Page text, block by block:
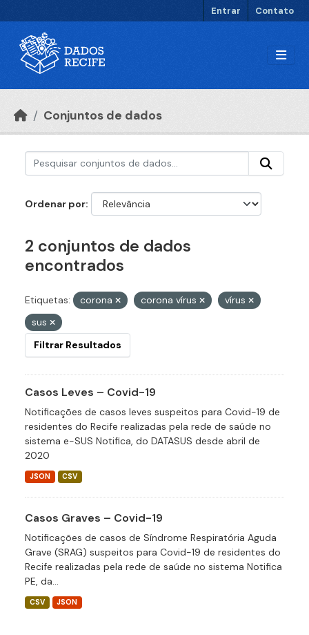
Entrar Contato
Conjuntos de dados
Ordenar por
2 conjuntos de dados
encontrados
Etiquetas: corona corona vírus
vírus
sus
Filtrar Resultados
Casos Leves – Covid-19
Notificações de casos leves suspeitos para Covid-19 de
residentes do Recife realizadas pela rede de saúde no
sistema e-SUS Notifica, do DATASUS desde abril de
2020
JSON CSV
Casos Graves – Covid-19
Notificações de casos de Síndrome Respiratória Aguda
Grave (SRAG) suspeitos para Covid-19 de residentes do
Recife realizadas pela rede de saúde no sistema Notifica
PE, da...
CSV JSON